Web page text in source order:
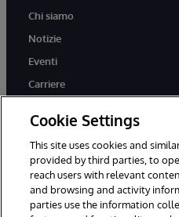
Chi siamo
Notizie
Eventi
Carriere
twitter youtube
Cookie Settings
This site uses cookies and
provided by third parties, to
reach users with relevant
and browsing and activity
parties use the information